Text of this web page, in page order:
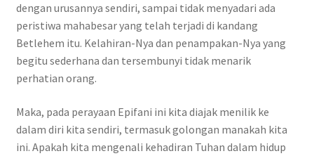
dengan urusannya sendiri, sampai tidak menyadari ada
peristiwa mahabesar yang telah terjadi di kandang
Betlehem itu. Kelahiran-Nya dan penampakan-Nya yang
begitu sederhana dan tersembunyi tidak menarik
perhatian orang.
Maka, pada perayaan Epifani ini kita diajak menilik ke
dalam diri kita sendiri, termasuk golongan manakah kita
ini. Apakah kita mengenali kehadiran Tuhan dalam hidup